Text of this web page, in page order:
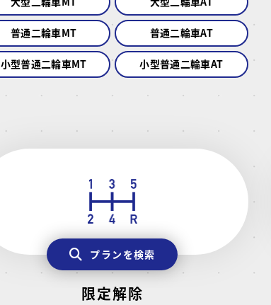
普通二輪車MT 普通二輪車AT
小型普通二輪車MT 小型普通二輪車AT
プランを検索
限定解除